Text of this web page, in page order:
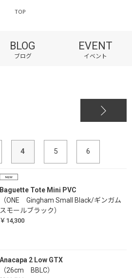
TOP
BLOG EVENT
4 5 6
Baguette Tote Mini PVC
（ONE Gingham Small Black/ギンガム
スモールブラック）
￥14,300
Anacapa 2 Low GTX
（26cm BBLC）